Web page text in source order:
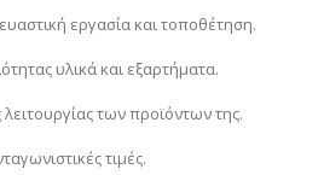
εργασία και τοποθέτηση.
υλικά και εξαρτήματα.
των προϊόντων της.
τιμές.